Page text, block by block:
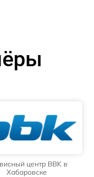
центр BBK в
Хабаровске